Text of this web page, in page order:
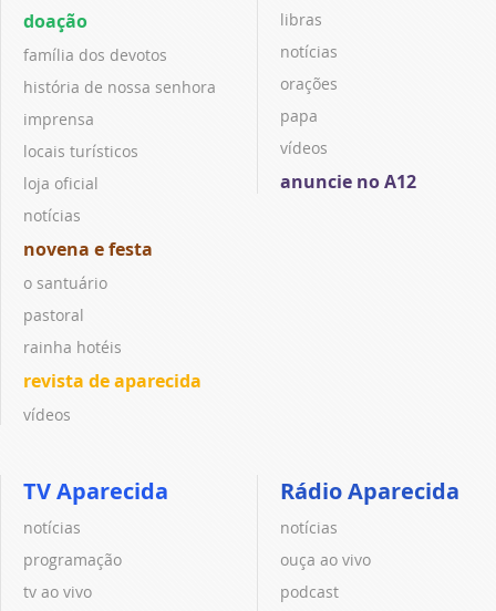
doação
família dos devotos
história de nossa senhora
imprensa
locais turísticos
loja oficial
notícias
novena e festa
o santuário
pastoral
rainha hotéis
revista de aparecida
vídeos
libras
notícias
orações
papa
vídeos
anuncie no A12
TV Aparecida
notícias
programação
tv ao vivo
Rádio Aparecida
notícias
ouça ao vivo
podcast